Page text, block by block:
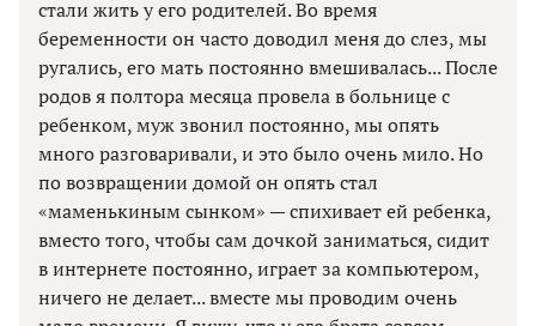
стали жить у его родителей. Во время
беременности он часто доводил меня до слез, мы
ругались, его мать постоянно вмешивалась... После
родов я полтора месяца провела в больнице с
ребенком, муж звонил постоянно, мы опять
много разговаривали, и это было очень мило. Но
по возвращении домой он опять стал
«маменькиным сынком» — спихивает ей ребенка,
вместо того, чтобы сам дочкой заниматься, сидит
в интернете постоянно, играет за компьютером,
ничего не делает... вместе мы проводим очень